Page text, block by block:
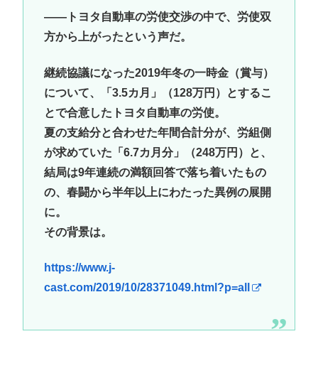
――トヨタ自動車の労使交渉の中で、労使双
方から上がったという声だ。
継続協議になった2019年冬の一時金（賞与）
について、「3.5カ月」（128万円）とするこ
とで合意したトヨタ自動車の労使。
夏の支給分と合わせた年間合計分が、労組側
が求めていた「6.7カ月分」（248万円）と、
結局は9年連続の満額回答で落ち着いたもの
の、春闘から半年以上にわたった異例の展開
に。
その背景は。
https://www.j-
cast.com/2019/10/28371049.html?p=all